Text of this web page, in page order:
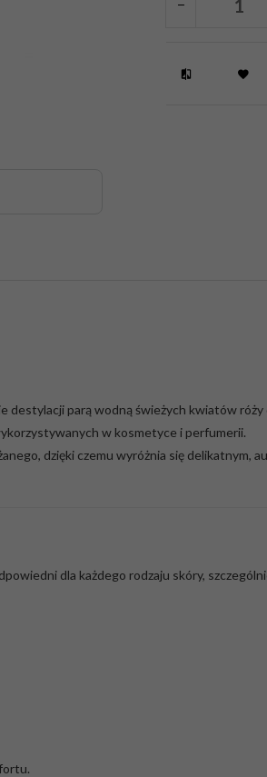
parą wodną świeżych kwiatów róży
w kosmetyce i perfumerii.
dzięki czemu wyróżnia się delikatnym,
dla każdego rodzaju skóry,